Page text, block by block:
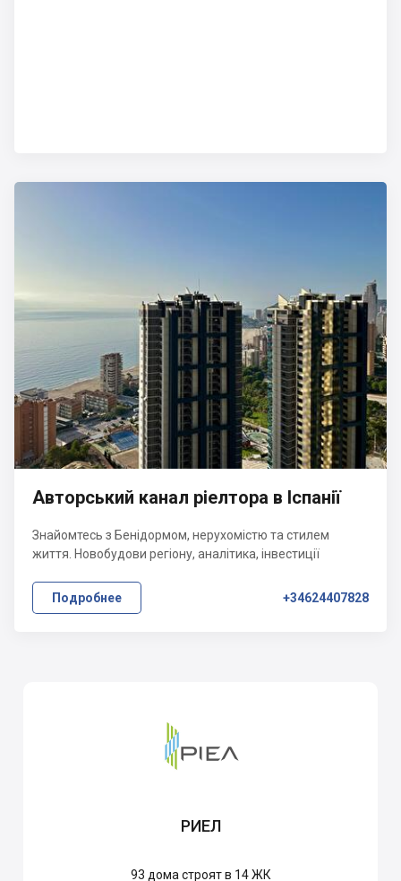
Авторський канал ріелтора в Іспанії
Знайомтесь з Бенідормом, нерухомістю та стилем
життя. Новобудови регіону, аналітика, інвестиції
Подробнее +34624407828
РИЕЛ
93 дома строят в 14 ЖК